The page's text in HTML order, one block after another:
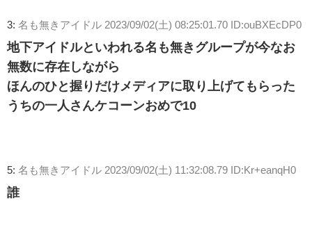
3: 名も無きアイドル 2023/09/02(土) 08:25:01.70 ID:ouBXEcDP0
地下アイドルといわれる名も無きグループが今なお
無数に存在しながら
ほんのひと握りだけメディアに取り上げてもらった
うちの一人さんケコーンおめで10
5: 名も無きアイドル 2023/09/02(土) 11:32:08.79 ID:Kr+eanqH0
誰